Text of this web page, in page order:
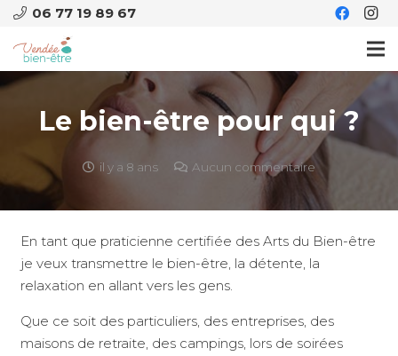
06 77 19 89 67
Le bien-être pour qui ?
il y a 8 ans Aucun commentaire
En tant que praticienne certifiée des Arts du Bien-être
je veux transmettre le bien-être, la détente, la
relaxation en allant vers les gens.
Que ce soit des particuliers, des entreprises, des
maisons de retraite, des campings, lors de soirées